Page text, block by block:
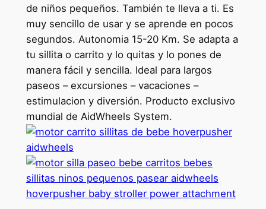
de niños pequeños. También te lleva a ti. Es
muy sencillo de usar y se aprende en pocos
segundos. Autonomia 15-20 Km. Se adapta a
tu sillita o carrito y lo quitas y lo pones de
manera fácil y sencilla. Ideal para largos
paseos – excursiones – vacaciones –
estimulacion y diversión. Producto exclusivo
mundial de AidWheels System.